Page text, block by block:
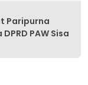
Paripurna
PAW Sisa